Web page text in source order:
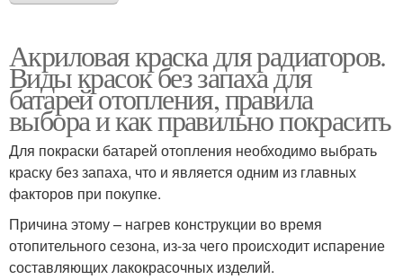
Акриловая краска для радиаторов.
Виды красок без запаха для
батарей отопления, правила
выбора и как правильно покрасить
Для покраски батарей отопления необходимо выбрать
краску без запаха, что и является одним из главных
факторов при покупке.
Причина этому – нагрев конструкции во время
отопительного сезона, из-за чего происходит испарение
составляющих лакокрасочных изделий.